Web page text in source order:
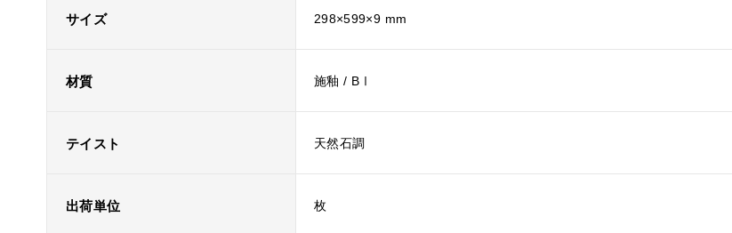
サイズ 298×599×9 mm
材質 施釉 / BⅠ
テイスト 天然石調
出荷単位 枚